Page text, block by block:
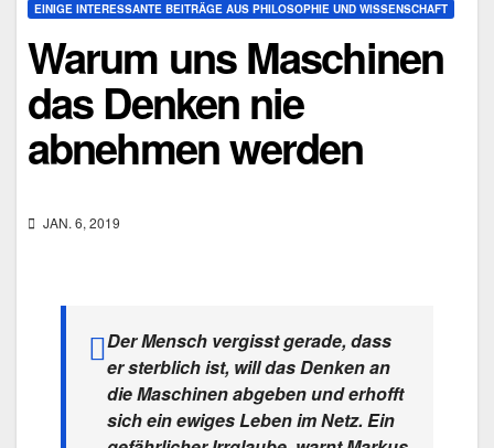
EINIGE INTERESSANTE BEITRÄGE AUS PHILOSOPHIE UND WISSENSCHAFT
Warum uns Maschinen
das Denken nie
abnehmen werden
JAN. 6, 2019
Der Mensch vergisst gerade, dass
er sterblich ist, will das Denken an
die Maschinen abgeben und erhofft
sich ein ewiges Leben im Netz. Ein